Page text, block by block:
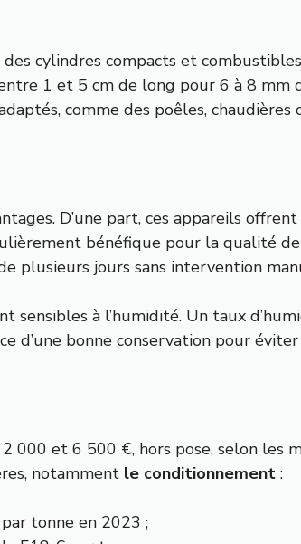
des cylindres compacts et
1 et 5 cm de long pour 6 à 8 mm
comme des poêles, chaudières
D’une part, ces appareils
bénéfique pour la qualité
plusieurs jours sans intervention
sensibles à l’humidité. Un taux
d’une bonne conservation pour
000 et 6 500 €, hors pose, selon les
notamment le conditionnement :
tonne en 2023 ;